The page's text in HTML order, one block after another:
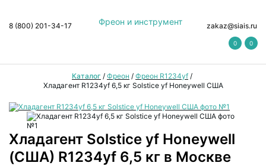
Фреон и инструмент
8 (800) 201-34-17 zakaz@siais.ru
0 0
Каталог / Фреон / Фреон R1234yf /
Хладагент R1234yf 6,5 кг Solstice yf Honeywell США
Хладагент Solstice yf Honeywell
(США) R1234yf 6,5 кг в Москве